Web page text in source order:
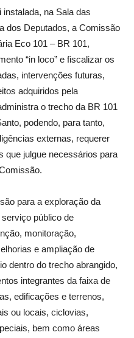
instalada, na Sala das
dos Deputados, a Comissão
Eco 101 – BR 101,
“in loco” e fiscalizar os
intervenções futuras,
adquiridos pela
o trecho da BR 101
podendo, para tanto,
externas, requerer
que julgue necessários para
para a exploração da
público de
monitoração,
e ampliação de
dentro do trecho abrangido,
integrantes da faixa de
edificações e terrenos,
ou locais, ciclovias,
bem como áreas